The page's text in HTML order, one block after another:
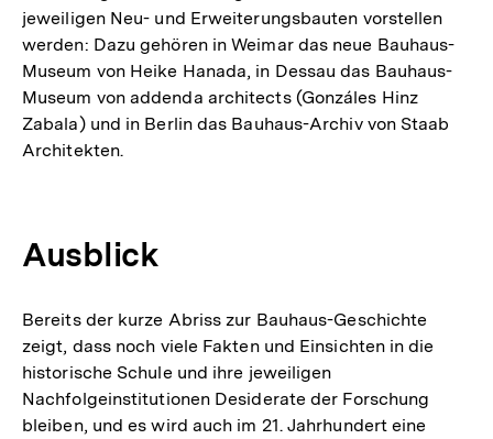
jeweiligen Neu- und Erweiterungsbauten vorstellen
werden: Dazu gehören in Weimar das neue Bauhaus-
Museum von Heike Hanada, in Dessau das Bauhaus-
Museum von addenda architects (Gonzáles Hinz
Zabala) und in Berlin das Bauhaus-Archiv von Staab
Architekten.
Ausblick
Bereits der kurze Abriss zur Bauhaus-Geschichte
zeigt, dass noch viele Fakten und Einsichten in die
historische Schule und ihre jeweiligen
Nachfolgeinstitutionen Desiderate der Forschung
bleiben, und es wird auch im 21. Jahrhundert eine